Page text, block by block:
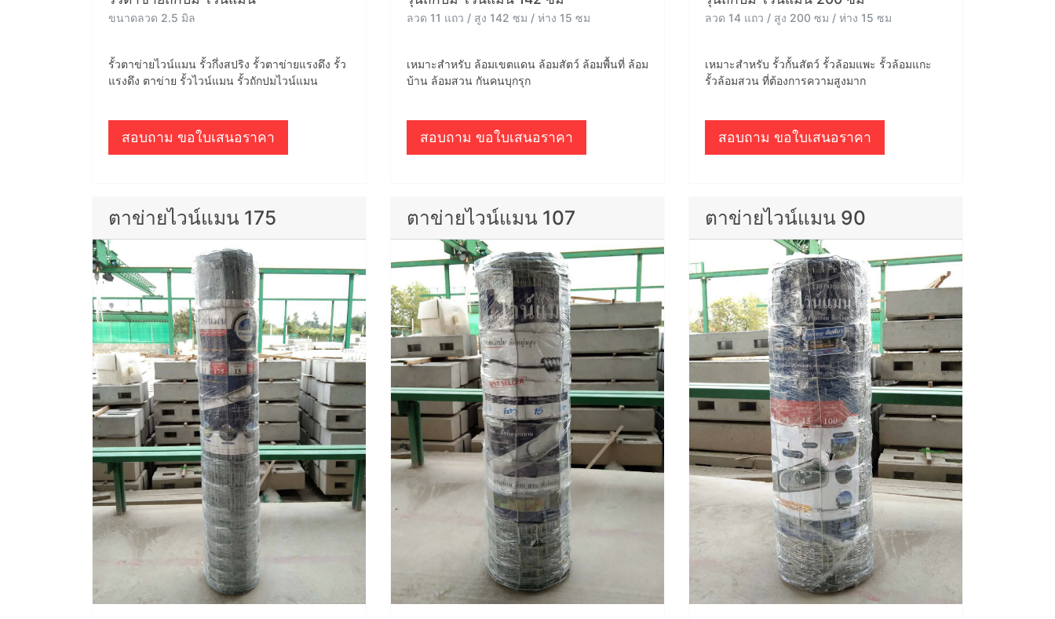
ขนาดลวด 2.5 มิล
รั้วตาข่ายไวน์แมน รั้วกึ่งสปริง รั้วตาข่ายแรงดึง รั้ว
แรงดึง ตาข่าย รั้วไวน์แมน รั้วถักปมไวน์แมน
สอบถาม ขอใบเสนอราคา
ลวด 11 แถว / สูง 142 ซม / ห่าง 15 ซม
เหมาะสำหรับ ล้อมเขตแดน ล้อมสัตว์ ล้อมพื้นที่ ล้อม
บ้าน ล้อมสวน กันคนบุกรุก
สอบถาม ขอใบเสนอราคา
ลวด 14 แถว / สูง 200 ซม / ห่าง 15 ซม
เหมาะสำหรับ รั้วกั้นสัตว์ รั้วล้อมแพะ รั้วล้อมแกะ
รั้วล้อมสวน ที่ต้องการความสูงมาก
สอบถาม ขอใบเสนอราคา
ตาข่ายไวน์แมน 175 ตาข่ายไวน์แมน 107 ตาข่ายไวน์แมน 90